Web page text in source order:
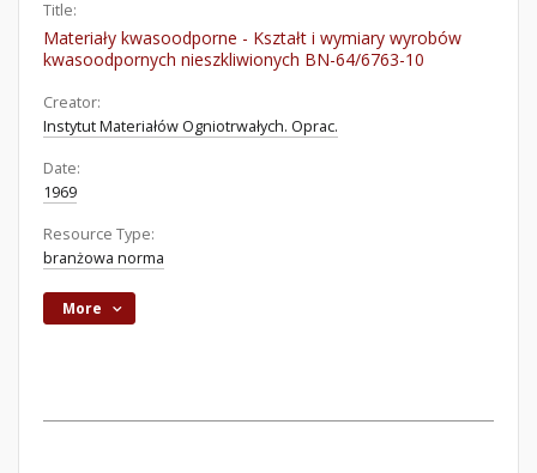
Title:
Materiały kwasoodporne - Kształt i wymiary wyrobów
kwasoodpornych nieszkliwionych BN-64/6763-10
Creator:
Instytut Materiałów Ogniotrwałych. Oprac.
Date:
1969
Resource Type:
branżowa norma
More